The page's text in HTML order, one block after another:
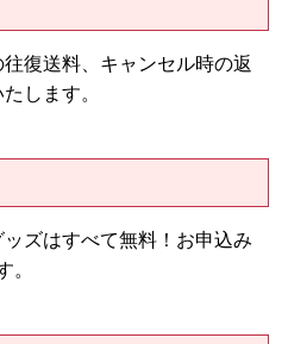
復送料、キャンセル時の返
します。
ズはすべて無料！お申込み
。